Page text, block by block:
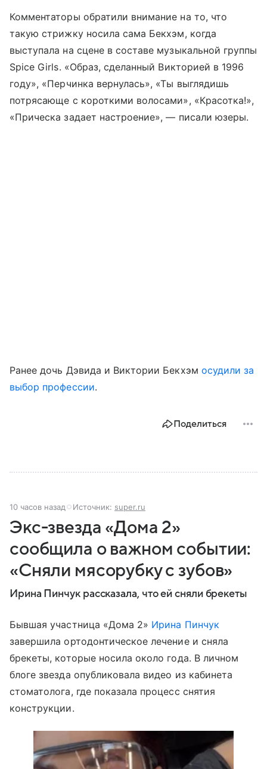
Комментаторы обратили внимание на то, что
такую стрижку носила сама Бекхэм, когда
выступала на сцене в составе музыкальной группы
Spice Girls. «Образ, сделанный Викторией в 1996
году», «Перчинка вернулась», «Ты выглядишь
потрясающе с короткими волосами», «Красотка!»,
«Прическа задает настроение», — писали юзеры.
Ранее дочь Дэвида и Виктории Бекхэм осудили за
выбор профессии.
Поделиться
10 часов назад Источник: super.ru
Экс-звезда «Дома 2»
сообщила о важном событии:
«Сняли мясорубку с зубов»
Ирина Пинчук рассказала, что ей сняли брекеты
Бывшая участница «Дома 2» Ирина Пинчук
завершила ортодонтическое лечение и сняла
брекеты, которые носила около года. В личном
блоге звезда опубликовала видео из кабинета
стоматолога, где показала процесс снятия
конструкции.